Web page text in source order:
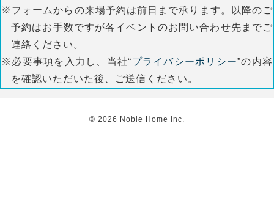
※フォームからの来場予約は前日まで承ります。以降のご
予約はお手数ですが各イベントのお問い合わせ先までご
連絡ください。
※必要事項を入力し、当社“プライバシーポリシー”の内容
を確認いただいた後、ご送信ください。
© 2026 Noble Home Inc.